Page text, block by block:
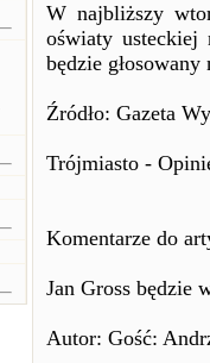
W najbliższy
oświaty
będzie
Źródło: Gazeta
Trójmiasto -
Komentarze do
Jan Gross będzie
Autor: Gość: